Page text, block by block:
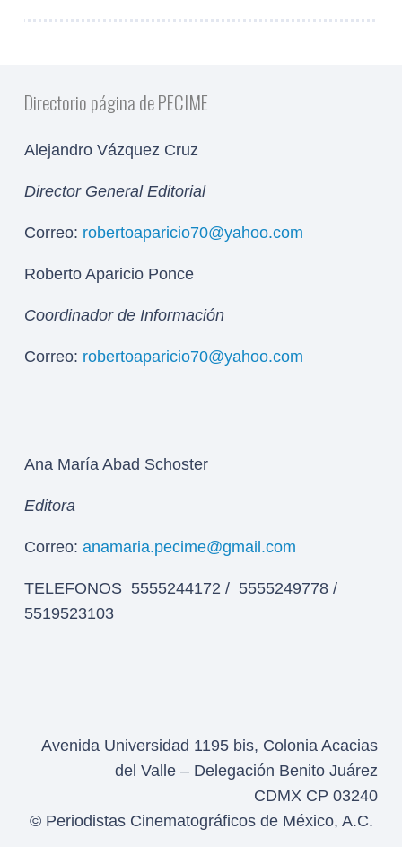
Directorio página de PECIME
Alejandro Vázquez Cruz
Director General Editorial
Correo: robertoaparicio70@yahoo.com
Roberto Aparicio Ponce
Coordinador de Información
Correo: robertoaparicio70@yahoo.com
Ana María Abad Schoster
Editora
Correo: anamaria.pecime@gmail.com
TELEFONOS 5555244172 / 5555249778 /
5519523103
Avenida Universidad 1195 bis, Colonia Acacias
del Valle – Delegación Benito Juárez
CDMX CP 03240
© Periodistas Cinematográficos de México, A.C.